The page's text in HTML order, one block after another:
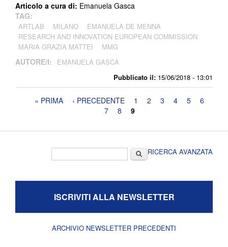
Pubblicato il: 15/06/2018 - 13:01
Articolo a cura di: Emanuela Gasca
TAG:
ARTLAB MILANO
EMANUELA DE MENNA
RESEARCH AND INNOVATION EUROPEAN COMMISSION
MARIA GRAZIA MATTEI
MMG
AUTORE/I: EMANUELA GASCA
Pagine« PRIMA ‹ PRECEDENTE 1 2 3 4 5
6
7
8 9
CercaRICERCA AVANZATA
ISCRIVITI ALLA NEWSLETTER
ARCHIVIO NEWSLETTER PRECEDENTI